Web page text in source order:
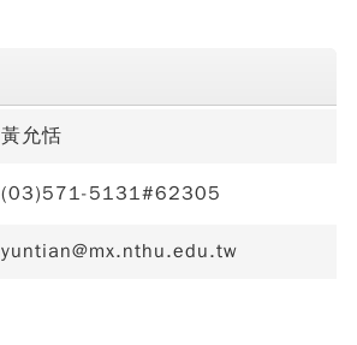
黃允恬
(03)571-5131#62305
yuntian@mx.nthu.edu.tw